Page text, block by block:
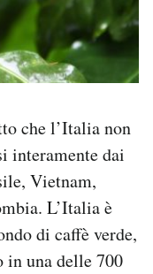
che l’Italia non
interamente dai
Vietnam,
L’Italia è
di caffè verde,
in una delle 700